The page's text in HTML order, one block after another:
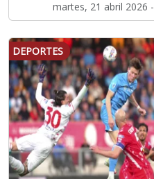
martes, 21 abril 2026 -
DEPORTES